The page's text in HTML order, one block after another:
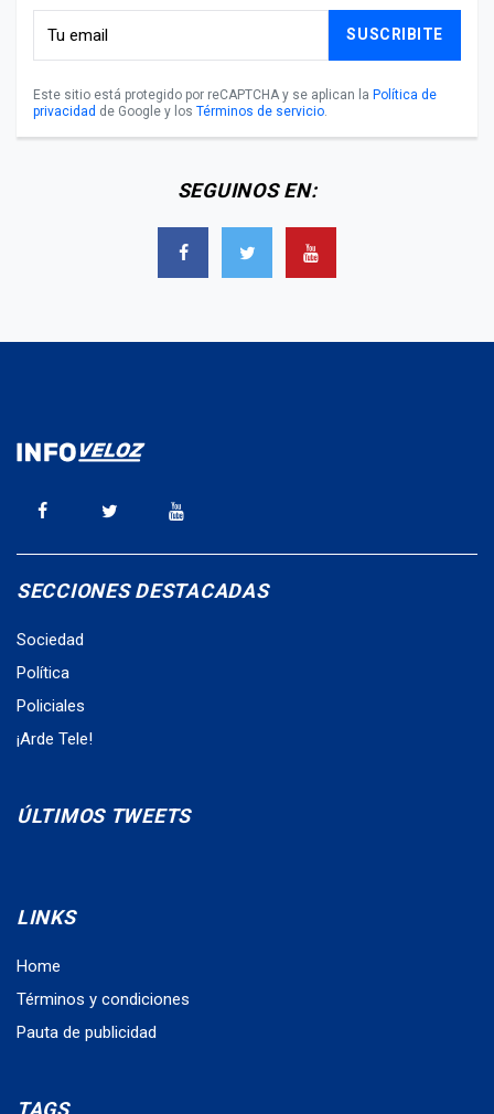
SUSCRIBITE
Este sitio está protegido por reCAPTCHA y se aplican la Política de
privacidad de Google y los Términos de servicio.
SEGUINOS EN:
SECCIONES DESTACADAS
Sociedad
Política
Policiales
¡Arde Tele!
ÚLTIMOS TWEETS
LINKS
Home
Términos y condiciones
Pauta de publicidad
TAGS